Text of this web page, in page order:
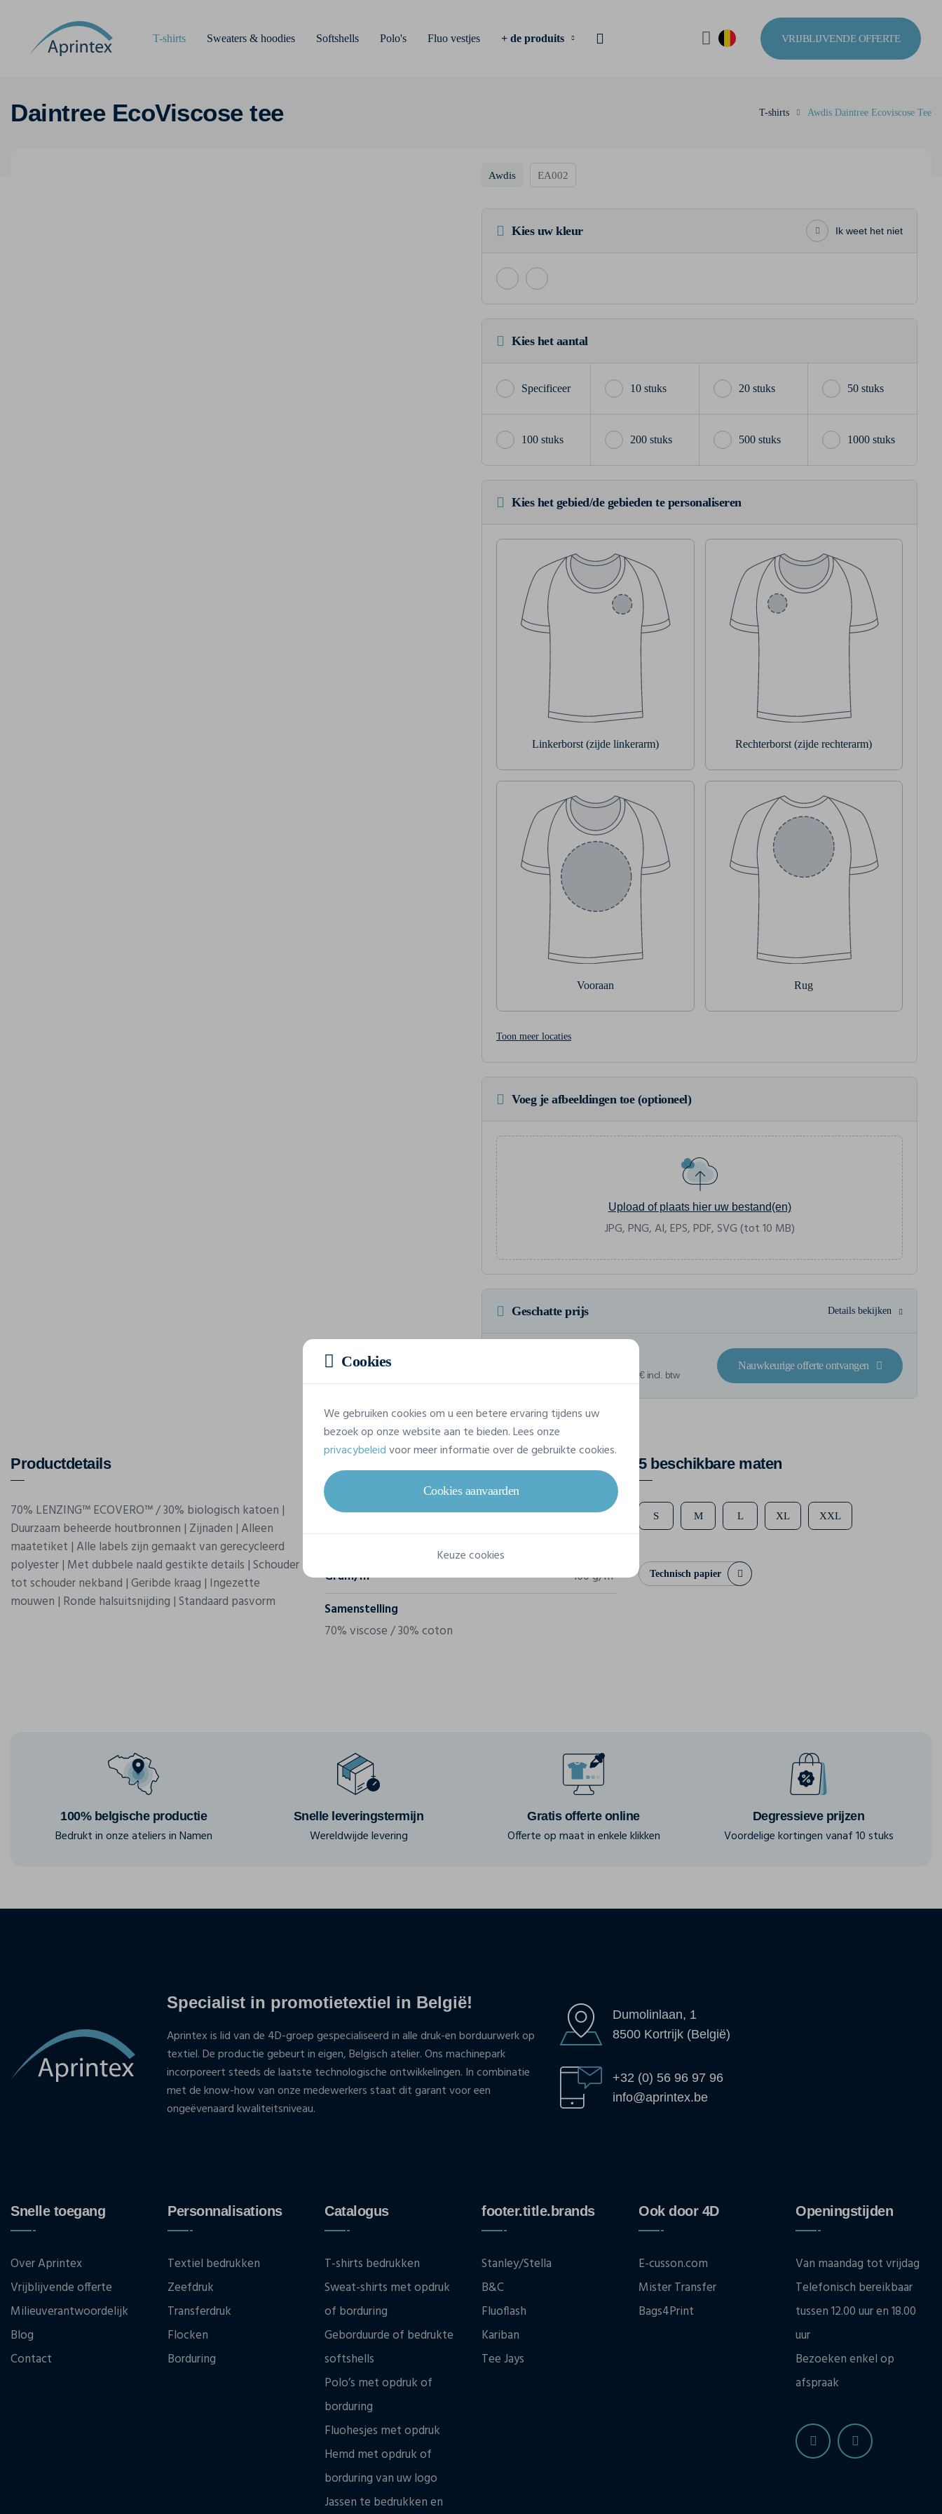
T-shirts Sweaters & hoodies Softshells Polo's Fluo vestjes + de produits VRIJBLIJVENDE OFFERTE
Daintree EcoViscose tee T-shirts Awdis Daintree Ecoviscose Tee
Awdis EA002
Kies uw kleur Ik weet het niet
Kies het aantal
10 stuks 20 stuks 50 stuks
100 stuks 200 stuks 500 stuks 1000 stuks
Kies het gebied/de gebieden te personaliseren
Linkerborst (zijde linkerarm) Rechterborst (zijde rechterarm)
Vooraan Rug
Toon meer locaties
Voeg je afbeeldingen toe (optioneel)
Upload of plaats hier uw bestand(en)
JPG, PNG, AI, EPS, PDF, SVG (tot 10 MB)
Geschatte prijs Details bekijken
Voor een totaalbedrag van 153,67 € incl. btw
Nauwkeurige offerte ontvangen
Productdetails
70% LENZING™ ECOVERO™ / 30% biologisch katoen |
Duurzaam beheerde houtbronnen | Zijnaden | Alleen
maatetiket | Alle labels zijn gemaakt van gerecycleerd
polyester | Met dubbele naald gestikte details | Schouder
tot schouder nekband | Geribde kraag | Ingezette
mouwen | Ronde halsuitsnijding | Standaard pasvorm
Merk
Awdis
Gram/m²
160 g/m²
Samenstelling
70% viscose / 30% coton
5 beschikbare maten
S M L XL XXL
Technisch papier
100% belgische productie
Bedrukt in onze ateliers in Namen
Snelle leveringstermijn
Wereldwijde levering
Gratis offerte online
Offerte op maat in enkele klikken
Degressieve prijzen
Voordelige kortingen vanaf 10 stuks
Specialist in promotietextiel in België!
Aprintex is lid van de 4D-groep gespecialiseerd in alle druk-en borduurwerk op
textiel. De productie gebeurt in eigen, Belgisch atelier. Ons machinepark
incorporeert steeds de laatste technologische ontwikkelingen. In combinatie
met de know-how van onze medewerkers staat dit garant voor een
ongeëvenaard kwaliteitsniveau.
Dumolinlaan, 1
8500 Kortrijk (België)
+32 (0) 56 96 97 96
info@aprintex.be
Snelle toegang
Over Aprintex
Vrijblijvende offerte
Milieuverantwoordelijk
Blog
Contact
Personnalisations
Textiel bedrukken
Zeefdruk
Transferdruk
Flocken
Borduring
Catalogus
T-shirts bedrukken
Sweat-shirts met opdruk
of borduring
Geborduurde of bedrukte
softshells
Polo’s met opdruk of
borduring
Fluohesjes met opdruk
Hemd met opdruk of
borduring van uw logo
Jassen te bedrukken en
footer.title.brands
Stanley/Stella
B&C
Fluoflash
Kariban
Tee Jays
Ook door 4D
E-cusson.com
Mister Transfer
Bags4Print
Openingstijden
Van maandag tot vrijdag
Telefonisch bereikbaar
tussen 12.00 uur en 18.00
uur
Bezoeken enkel op
afspraak
Cookies
We gebruiken cookies om u een betere ervaring tijdens uw
bezoek op onze website aan te bieden. Lees onze
privacybeleidvoor meer informatie over de gebruikte cookies.
Cookies aanvaarden
Keuze cookies